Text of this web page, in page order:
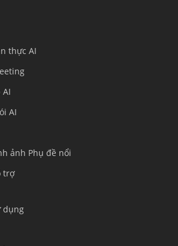
thực AI
AI
ảnh Phụ đề nổi
trợ
dụng